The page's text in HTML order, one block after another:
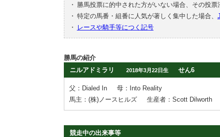
・
勝馬投票に的中された方がいない場合、その投
・ 特定の馬番・組番に人気が著しく集中した場合、
・
レースや騎手等につく記号
勝馬の紹介
ニルアドミラリ
2018年3月22日生 せん6
父：Dialed In
母：Into Reality
馬主：(株)ノースヒルズ
生産者：Scott Dilworth
競走中の出来事等